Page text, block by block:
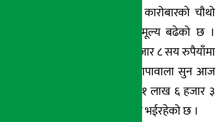
काठमाडौं । साताको कारोबारको चौथो
दिन बुधबार सुनको मूल्य बढेको छ ।
मंगलबार १ लाख ५ हजार ८ सय रुपैयाँमा
कारोबार भईरहेको छापावाला सुन आज
५ सय रुपैयाँले बढेर १ लाख ६ हजार ३
सय रुपैयाँमा कारोबार भईरहेको छ ।